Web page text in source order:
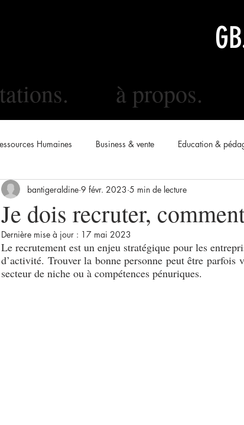
à propos.
Humaines Business & vente Education &
Je dois recruter,
bantigeraldine 9 févr. 2023 5 min de lecture
Dernière mise à jour : 17 mai 2023
Le recrutement est un enjeu stratégique pour les
d’activité. Trouver la bonne personne peut être parfois
secteur de niche ou à compétences pénuriques.